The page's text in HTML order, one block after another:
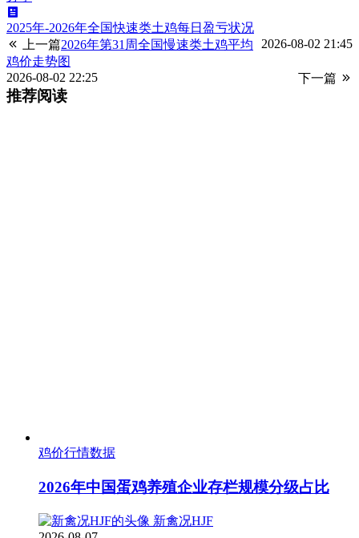
2025年-2026年全国快速类土鸡每日盈亏状况
上一篇
2026-08-02 21:45
2026年第31周全国慢速类土鸡平均
鸡价走势图
下一篇
2026-08-02 22:25
推荐阅读
鸡价行情数据
2026年中国蛋鸡养殖企业存栏规模分级占比
新禽况HJF